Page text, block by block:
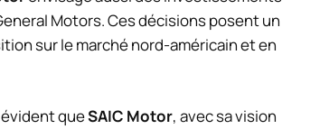
Motors. Ces décisions posent un
sur le marché nord-américain et en
queSAIC Motor, avec sa vision